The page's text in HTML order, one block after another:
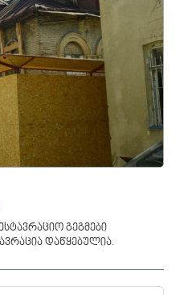
გეგმები
დაწყებულია.